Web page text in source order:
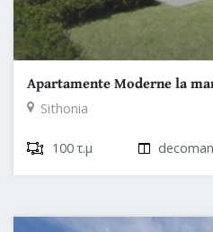
Apartamente Moderne la
Halkidiki
Sithonia
100 τ.μ